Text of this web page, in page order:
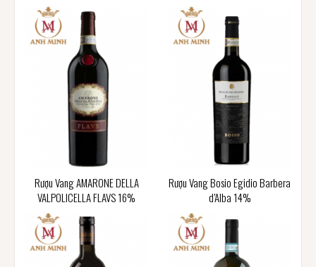
Rượu Vang AMARONE DELLA
VALPOLICELLA FLAVS 16%
Rượu Vang Bosio Egidio Barbera
d’Alba 14%